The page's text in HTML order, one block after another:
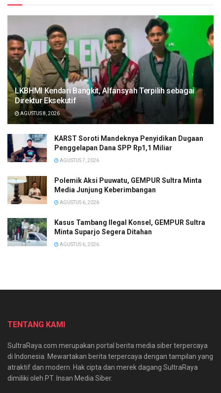
LKBHMI Kendari Bangkit, Alfansyah Terpilih sebagai
Direktur Eksekutif
AGUSTUS 8, 2026
KARST Soroti Mandeknya Penyidikan Dugaan
Penggelapan Dana SPP Rp1,1 Miliar
AGUSTUS 7, 2026
Polemik Aksi Puuwatu, GEMPUR Sultra Minta
Media Junjung Keberimbangan
AGUSTUS 6, 2026
Kasus Tambang Ilegal Konsel, GEMPUR Sultra
Minta Suparjo Segera Ditahan
AGUSTUS 6, 2026
TENTANG KAMI
SultraRaya.com merupakan portal berita media siber terpercaya
di Indonesia. Mewartakan berita terpercaya dengan tampilan yang
atraktif dan modern. Hak cipta dan merek dagang SultraRaya
dimiliki oleh PT. Insan Media Siber.